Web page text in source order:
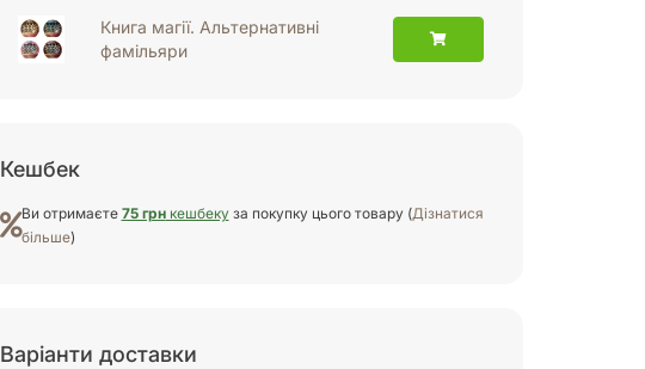
Книга магії. Альтернативні
фамільяри
Кешбек
Ви отримаєте 75 грнкешбекуза покупку цього товару (Дізнатися
більше)
Варіанти доставки